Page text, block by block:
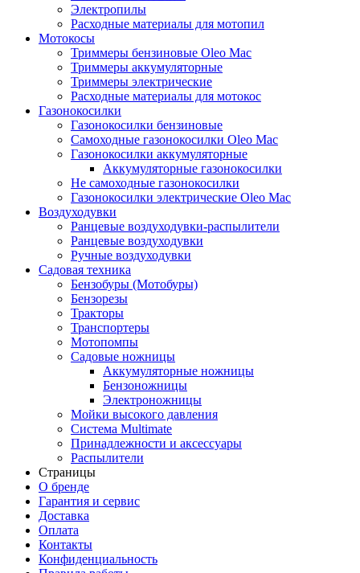
Электропилы
Расходные материалы для мотопил
Мотокосы
Триммеры бензиновые Oleo Mac
Триммеры аккумуляторные
Триммеры электрические
Расходные материалы для мотокос
Газонокосилки
Газонокосилки бензиновые
Самоходные газонокосилки Oleo Mac
Газонокосилки аккумуляторные
Аккумуляторные газонокосилки
Не самоходные газонокосилки
Газонокосилки электрические Oleo Mac
Воздуходувки
Ранцевые воздуходувки-распылители
Ранцевые воздуходувки
Ручные воздуходувки
Садовая техника
Бензобуры (Мотобуры)
Бензорезы
Тракторы
Транспортеры
Мотопомпы
Садовые ножницы
Аккумуляторные ножницы
Бензоножницы
Электроножницы
Мойки высокого давления
Система Multimate
Принадлежности и аксессуары
Распылители
Страницы
О бренде
Гарантия и сервис
Доставка
Оплата
Контакты
Конфиденциальность